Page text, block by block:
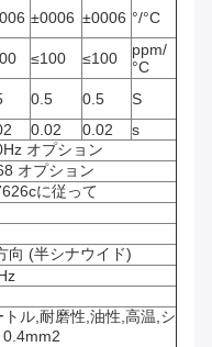
±0006 ±0006 °/°C
≤100 ≤100
ppm/
°C
0.5 0.5
S
0.02 0.02
s
オプション
オプション
に従って
向 (半シナウイド)
ル,耐磨性,油性,高温,シ
0.4mm2